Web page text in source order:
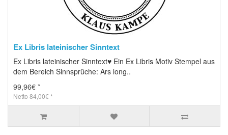
Ex Libris lateinischer Sinntext
Ex Libris lateinischer Sinntext♥ Ein Ex Libris Motiv Stempel aus
dem Bereich Sinnsprüche: Ars long..
99,96€ *
Netto 84,00€ *